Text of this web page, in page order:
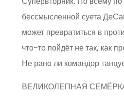
бессмысленной суета
может превратиться в
что-то пойдёт не так, как
Не рано ли командор
ВЕЛИКОЛЕПНАЯ